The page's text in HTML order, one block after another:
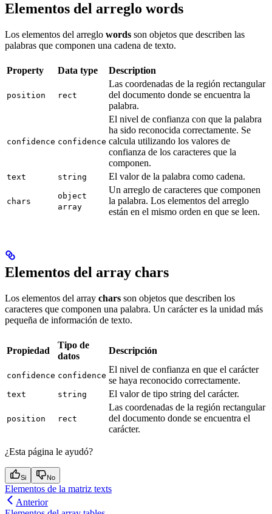
Elementos del arreglo words
Los elementos del arreglo words son objetos que describen las
palabras que componen una cadena de texto.
Property Data type Description
position rect
Las coordenadas de la región rectangular
del documento donde se encuentra la
palabra.
confidence confidence
El nivel de confianza con que la palabra
ha sido reconocida correctamente. Se
calcula utilizando los valores de
confianza de los caracteres que la
componen.
text string El valor de la palabra como cadena.
chars
object
array
Un arreglo de caracteres que componen
la palabra. Los elementos del arreglo
están en el mismo orden en que se leen.
Elementos del array chars
Los elementos del array chars son objetos que describen los
caracteres que componen una palabra. Un carácter es la unidad más
pequeña de información de texto.
Propiedad
Tipo de
datos
Descripción
confidence confidence
El nivel de confianza en que el carácter
se haya reconocido correctamente.
text string El valor de tipo string del carácter.
position rect
Las coordenadas de la región rectangular
del documento donde se encuentra el
carácter.
¿Esta página le ayudó?
Si No
Elementos de la matriz texts
Anterior